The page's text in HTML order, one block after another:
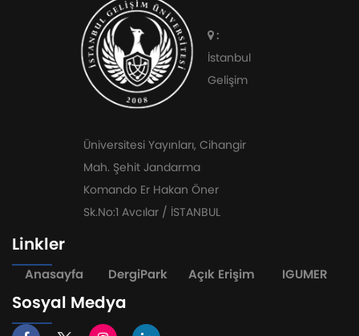
:
İstanbul
Gelişim
Üniversitesi Yayınları, Cihangir
Mah. Şehit Jandarma
Komando Er Hakan Öner
Sk.No:1 Avcılar / İSTANBUL
Linkler
Anasayfa DergiPark Açık Erişim IGUMER
Sosyal Medya